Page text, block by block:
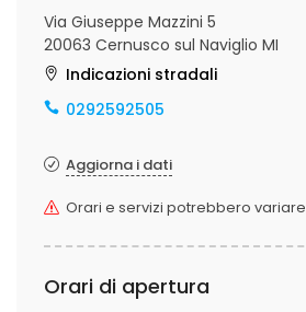
Via Giuseppe Mazzini 5
20063 Cernusco sul Naviglio MI
Indicazioni stradali
0292592505
Aggiorna i dati
Orari e servizi potrebbero variare
Orari di apertura